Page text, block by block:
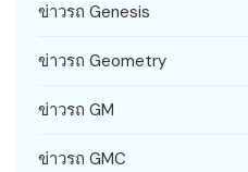
ข่าวรถ Genesis
ข่าวรถ Geometry
ข่าวรถ GM
ข่าวรถ GMC